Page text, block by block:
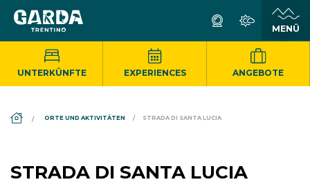
UNTERKÜNFTE EXPERIENCES ANGEBOTE
ORTE UND AKTIVITÄTEN STRADA DI SANTA LUCIA
STRADA DI SANTA LUCIA